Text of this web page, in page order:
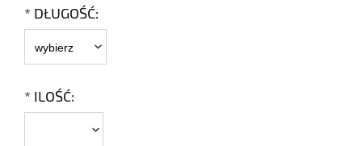
* DŁUGOŚĆ:
* ILOŚĆ: